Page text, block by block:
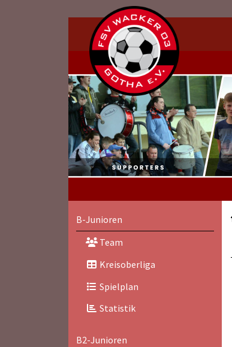
B-Junioren
Team
Kreisoberliga
Spielplan
Statistik
B2-Junioren